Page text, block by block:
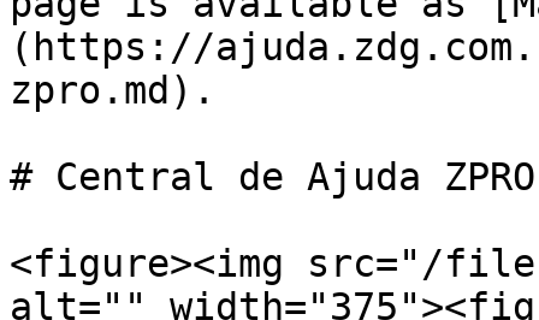
(https://
zpro.md).
# Central de Ajuda ZPRO
<figure><img src="/files/
alt=""